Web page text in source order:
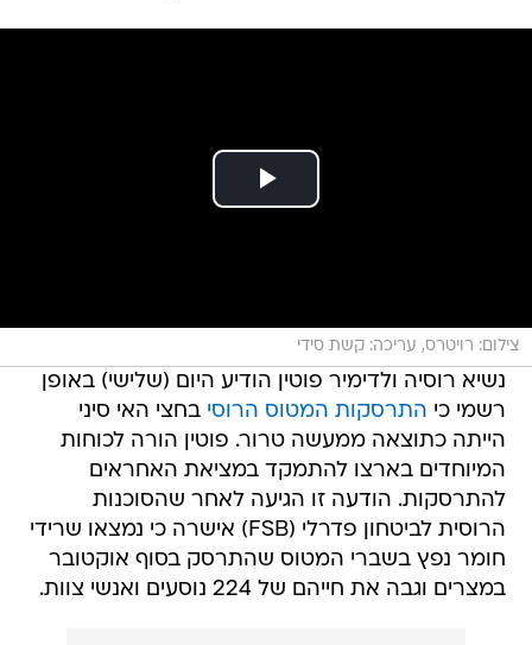
צילום: רויטרס, עריכה: קשת סידי
נשיא רוסיה ולדימיר פוטין הודיע היום (שלישי) באופן
רשמי כי התרסקות המטוס הרוסי בחצי האי סיני
הייתה כתוצאה ממעשה טרור. פוטין הורה לכוחות
המיוחדים בארצו להתמקד במציאת האחראים
להתרסקות. הודעה זו הגיעה לאחר שהסוכנות
הרוסית לביטחון פדרלי (FSB) אישרה כי נמצאו שרידי
חומר נפץ בשברי המטוס שהתרסק בסוף אוקטובר
במצרים וגבה את חייהם של 224 נוסעים ואנשי צוות.